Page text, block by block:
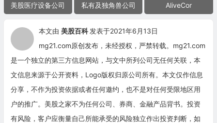
美股医疗设备公司 私有及独角兽公司 AliveCor
本文由 美股百科 发表于2021年6月13日
mg21.com原创发布，未经授权，严禁转载。mg21.com
是一个独立的第三方信息网站，与文中所列公司无任何关联，本
文信息来源于公开资料，Logo版权归原公司所有。本文仅作信息
分享，不作为投资依据或者任何邀约，也不是对任何受限地区用
户的推广。美股之家不为任何公司、券商、金融产品背书。投资
有风险，客户应衡量自己所能承受的风险独立作出投资判断，如